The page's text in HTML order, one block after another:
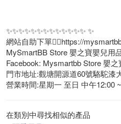
✨✨✨✨✨✨✨✨✨✨✨✨✨ ✨
網站自助下單👉🏻https://
MySmartBB Store 嬰之寶嬰兒用
Facebook: Mysmartbb Store 嬰
門市地址:觀塘開源道60號駱駝漆
營業時間:星期一 至日 中午12:00
在類別中尋找相似的產品